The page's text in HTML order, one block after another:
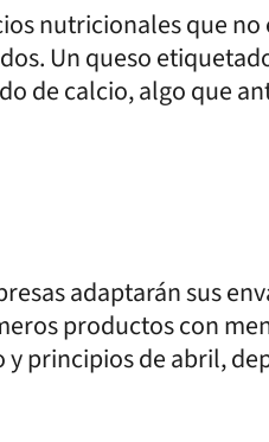
nutricionales que no
Un queso
de calcio, algo que
adaptarán sus
productos con
principios de abril,